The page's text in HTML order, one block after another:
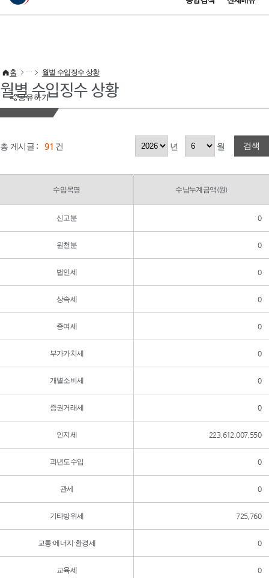
이 누리집은 대한민국 공식 전자정부 누리집입니다.
공유하기
홈 월별 수입징수 상황
월별 수입징수 상황
총 게시글 : 91 건 년 월 검색
수입목명 수납누계금액(원)
신고분 0
원천분 0
법인세 0
상속세 0
증여세 0
부가가치세 0
개별소비세 0
증권거래세 0
인지세 223,612,007,550
과년도수입 0
관세 0
기타방위세 725,760
교통·에너지·환경세 0
교육세 0